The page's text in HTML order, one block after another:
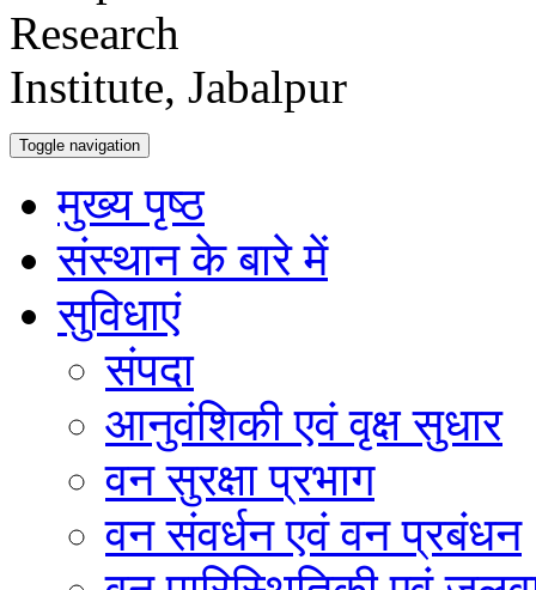
Toggle navigation
मुख्य पृष्ठ
संस्थान के बारे में
सुविधाएं
संपदा
आनुवंशिकी एवं वृक्ष सुधार
वन सुरक्षा प्रभाग
वन संवर्धन एवं वन प्रबंधन